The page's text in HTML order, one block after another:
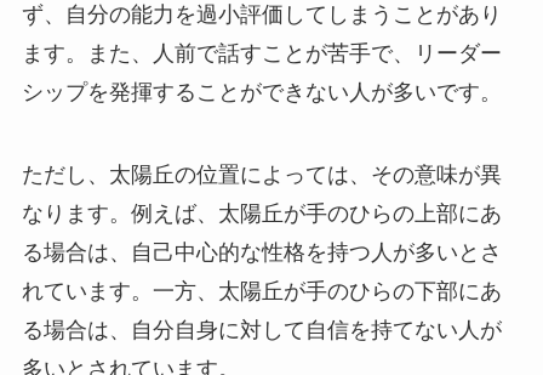
ず、自分の能力を過小評価してしまうことがあり
ます。また、人前で話すことが苦手で、リーダー
シップを発揮することができない人が多いです。
ただし、太陽丘の位置によっては、その意味が異
なります。例えば、太陽丘が手のひらの上部にあ
る場合は、自己中心的な性格を持つ人が多いとさ
れています。一方、太陽丘が手のひらの下部にあ
る場合は、自分自身に対して自信を持てない人が
多いとされています。